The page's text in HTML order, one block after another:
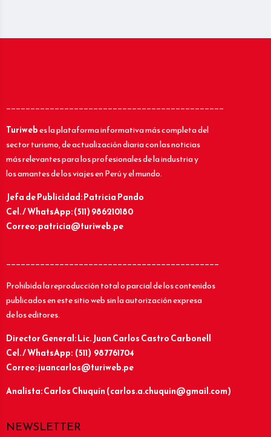
_____________________________________________
Turiwebes la plataforma informativa más completa del
sector turismo, de actualización diaria con las noticias
más relevantes para los profesionales de la industria y
los amantes de los viajes en Perú y el mundo.
Jefa de Publicidad: Patricia Pando
Cel. / WhatsApp: (511) 986210180
Correo: patricia@turiweb.pe
____________________________________________
Prohibida la reproducción total o parcial de los contenidos
publicados en este sitio web sin la autorización expresa
de los editores.
Director General: Lic.Juan Carlos Castro Carbonell
Cel. / WhatsApp: (511) 987761704
Correo: juancarlos@turiweb.pe
Analista: Carlos Chuquín (carlos.a.chuquin@gmail.com)
NEWSLETTER